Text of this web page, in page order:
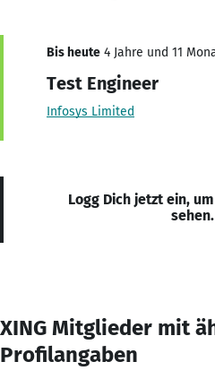
Bis heute 4 Jahre und 11
Test Engineer
Infosys Limited
Logg Dich jetzt ein,
sehen.
XING Mitglieder mit
Profilangaben